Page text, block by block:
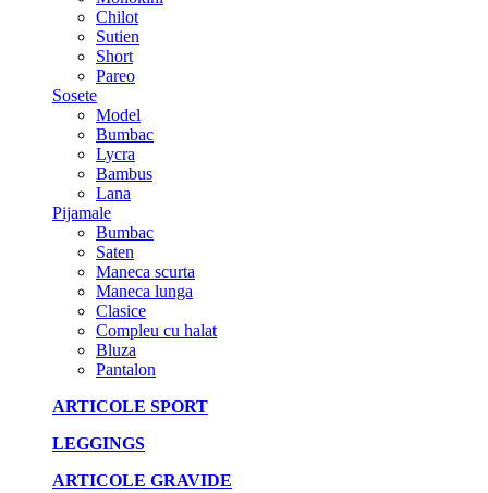
Chilot
Sutien
Short
Pareo
Sosete
Model
Bumbac
Lycra
Bambus
Lana
Pijamale
Bumbac
Saten
Maneca scurta
Maneca lunga
Clasice
Compleu cu halat
Bluza
Pantalon
ARTICOLE SPORT
LEGGINGS
ARTICOLE GRAVIDE